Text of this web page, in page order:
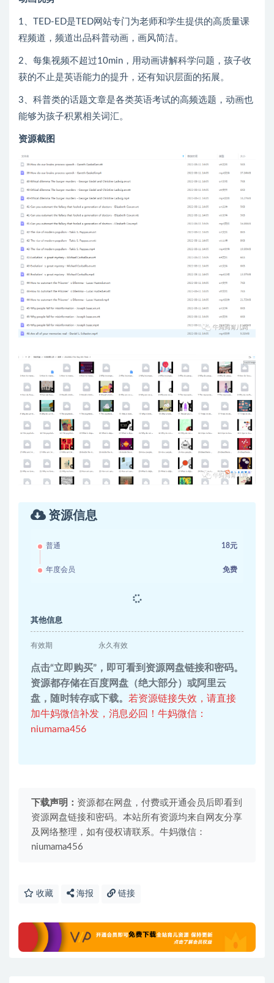
1、TED-ED是TED网站专门为老师和学生提供的高质量课
程频道，频道出品科普动画，画风简洁。
2、每集视频不超过10min，用动画讲解科学问题，孩子收
获的不止是英语能力的提升，还有知识层面的拓展。
3、科普类的话题文章是各类英语考试的高频选题，动画也
能够为孩子积累相关词汇。
资源截图
资源信息
普通 18元
年度会员 免费
其他信息
有效期 永久有效
点击“立即购买”，即可看到资源网盘链接和密码。
资源都存储在百度网盘（绝大部分）或阿里云
盘，随时转存或下载。 若资源链接失效，请直接
加牛妈微信补发，消息必回！牛妈微信：
niumama456
下载声明： 资源都在网盘，付费或开通会员后即看到
资源网盘链接和密码。本站所有资源均来自网友分享
及网络整理，如有侵权请联系。牛妈微信：
niumama456
收藏 海报 链接